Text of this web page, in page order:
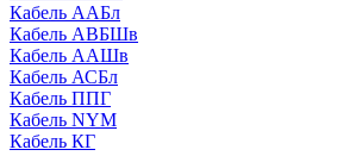
Кабель ААБл
Кабель АВБШв
Кабель ААШв
Кабель АСБл
Кабель ППГ
Кабель NYM
Кабель КГ